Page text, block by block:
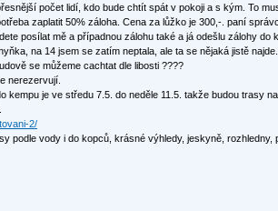
počet lidí, kdo bude chtít spát v pokoji a s kým. To
zaplatit 50% záloha. Cena za lůžko je 300,-. paní
posílat mě a případnou zálohu také a já odešlu zálohy do
na 14 jsem se zatím neptala, ale ta se nějaká jistě
se můžeme cachtat dle libosti ????
nerezervují.
kempu je ve středu 7.5. do neděle 11.5. takže budou trasy
2/
podle vody i do kopců, krásné výhledy, jeskyně,